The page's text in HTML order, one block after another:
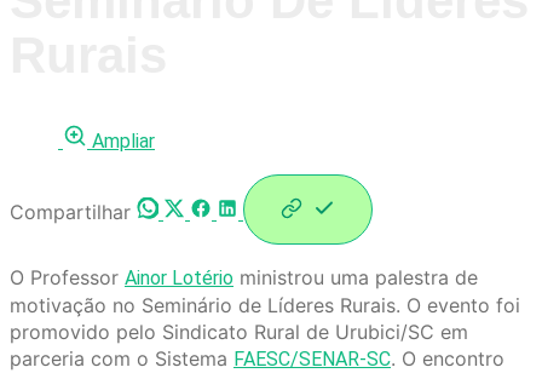
Ampliar
Compartilhar
O Professor Ainor Lotério ministrou uma palestra de
motivação no Seminário de Líderes Rurais. O evento foi
promovido pelo Sindicato Rural de Urubici/SC em
parceria com o Sistema FAESC/SENAR-SC. O encontro